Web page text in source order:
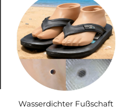
Wasserdichter Fußschaft